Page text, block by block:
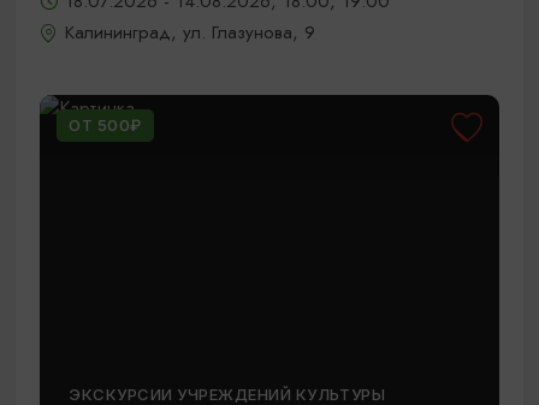
Калининград, ул. Глазунова, 9
ОТ 500₽
ЭКСКУРСИИ УЧРЕЖДЕНИЙ КУЛЬТУРЫ